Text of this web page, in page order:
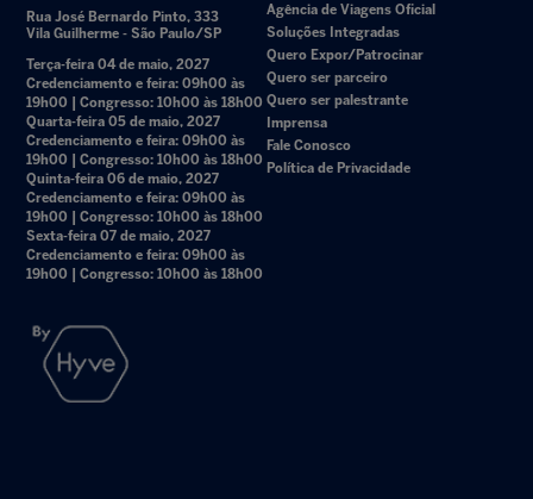
Rua José Bernardo Pinto, 333
Vila Guilherme - São Paulo/SP
Terça-feira 04 de maio, 2027
Credenciamento e feira: 09h00 às
19h00 | Congresso: 10h00 às 18h00
Quarta-feira 05 de maio, 2027
Credenciamento e feira: 09h00 às
19h00 | Congresso: 10h00 às 18h00
Quinta-feira 06 de maio, 2027
Credenciamento e feira: 09h00 às
19h00 | Congresso: 10h00 às 18h00
Sexta-feira 07 de maio, 2027
Credenciamento e feira: 09h00 às
19h00 | Congresso: 10h00 às 18h00
Agência de Viagens Oficial
Soluções Integradas
Quero Expor/Patrocinar
Quero ser parceiro
Quero ser palestrante
Imprensa
Fale Conosco
Política de Privacidade